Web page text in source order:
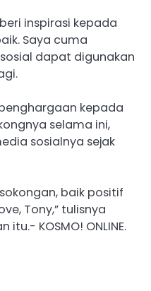
inspirasi kepada
Saya cuma
dapat digunakan
kepada
selama ini,
sosialnya sejak
baik positif
Tony,” tulisnya
KOSMO! ONLINE.